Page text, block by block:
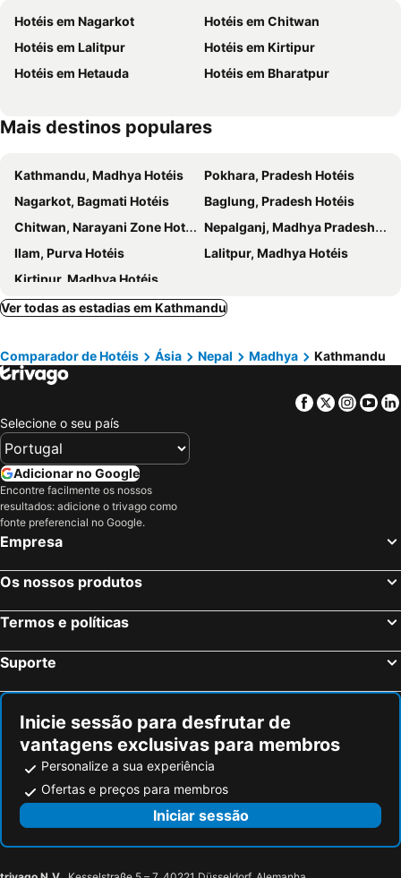
Hotel Thamel
Mila Hotel
Kathmandu Business Hotel
Hotel Abi International
Hotel Triratna
Yeti And Restaurant
Kuti
OYO 152 Kathmandu Airport Hotel
Hotéis em Nagarkot
Hotéis em Chitwan
Hotéis em Lalitpur
Hotéis em Kirtipur
Hotéis em Hetauda
Hotéis em Bharatpur
Mais destinos populares
Kathmandu, Madhya Hotéis
Pokhara, Pradesh Hotéis
Nagarkot, Bagmati Hotéis
Baglung, Pradesh Hotéis
Chitwan, Narayani Zone Hotéis
Nepalganj, Madhya Pradesh Hotéis
Ilam, Purva Hotéis
Lalitpur, Madhya Hotéis
Kirtipur, Madhya Hotéis
Ver todas as estadias em Kathmandu
Comparador de Hotéis Ásia Nepal Madhya Kathmandu
Facebook
Twitter
Selecione o seu país
Adicionar no Google
Encontre facilmente os nossos
resultados: adicione o trivago como
fonte preferencial no Google.
Empresa
Os nossos produtos
Termos e políticas
Suporte
Inicie sessão para desfrutar de
vantagens exclusivas para membros
Personalize a sua experiência
Ofertas e preços para membros
Iniciar sessão